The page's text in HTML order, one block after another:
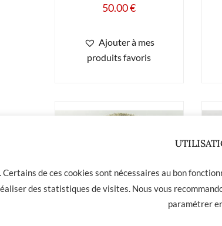
50.00€
Ajouter à mes
produits favoris
de ces cookies sont nécessaires au bon
des statistiques de visites. Nous vous
paramétrer